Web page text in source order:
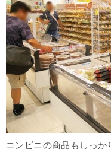
コンビニの商品もしっ